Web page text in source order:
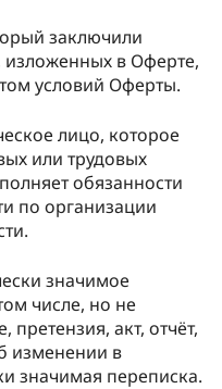
заключили
изложенных в Оферте,
условий Оферты.
лицо, которое
или трудовых
обязанности
по организации
значимое
числе, но не
акт, отчёт,
изменении в
значимая переписка.